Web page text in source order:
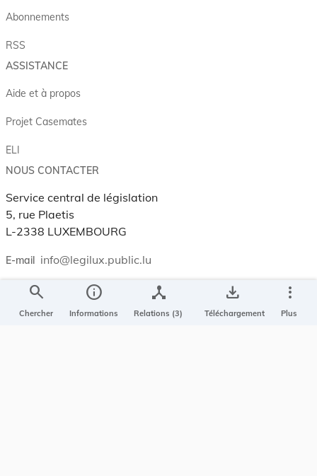
search
Chercher
info
Informations
device_hub
Relations (3)
save_alt
Téléchargement
more_vert
Plus
Abonnements
RSS
ASSISTANCE
Aide et à propos
Projet Casemates
ELI
NOUS CONTACTER
Service central de législation
5, rue Plaetis
L-2338 LUXEMBOURG
E-mail info@legilux.public.lu
My LegiBox , votre espace personnel.